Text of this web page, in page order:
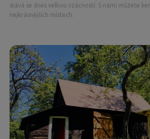
stává se dnes velkou vzácností. S námi můžete
nejkrásnějších místech.